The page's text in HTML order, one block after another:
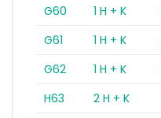
G60
1 H + K
G61
1 H + K
G62
1 H + K
H63
2 H + K